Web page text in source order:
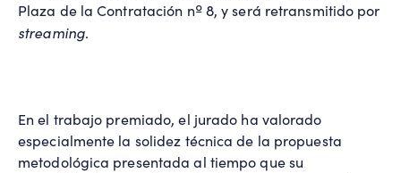
Plaza de la Contratación nº 8, y será retransmitido por
streaming.
En el trabajo premiado, el jurado ha valorado
especialmente la solidez técnica de la propuesta
metodológica presentada al tiempo que su